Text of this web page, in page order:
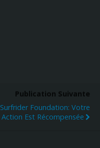
Publication Suivante
Surfrider Foundation: Votre
Action Est Récompensée